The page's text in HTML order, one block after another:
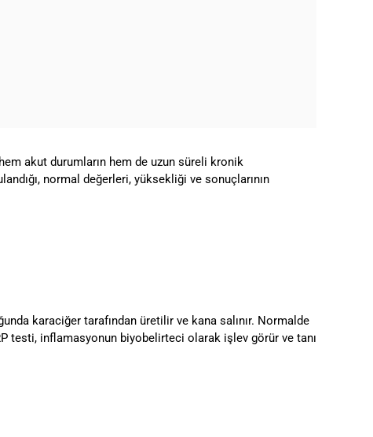
akut durumların hem de uzun süreli kronik
normal değerleri, yüksekliği ve sonuçlarının
karaciğer tarafından üretilir ve kana salınır. Normalde
testi, inflamasyonun biyobelirteci olarak işlev görür ve tanı